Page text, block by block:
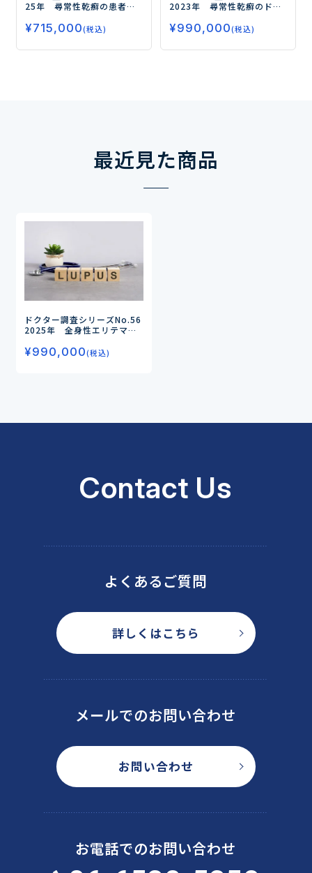
25年 尋常性乾癬の患者調
学的製剤の処方状況と使用
評価、薬物治療の満足度、
今後の治療薬に対するニー
¥715,000(税込)
2023年 尋常性乾癬のドク
学的製剤・オテズラ・ソー
ティクツ）の処方実態、 治
療目標・治療評価を調査―
¥990,000(税込)
最近見た商品
ドクター調査シリーズNo.56
2025年 全身性エリテマ
調査ーLN・非LNの治療実態
と治療薬の評価、生物学的製
¥990,000(税込)
Contact Us
よくあるご質問
詳しくはこちら
メールでのお問い合わせ
お問い合わせ
お電話でのお問い合わせ